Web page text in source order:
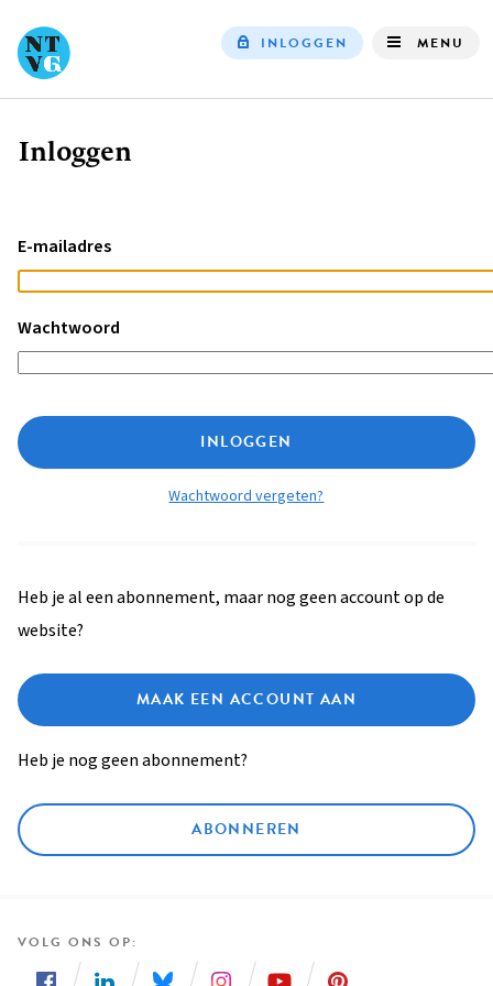
INLOGGEN MENU
Kruimelpad
Inloggen
E-mailadres
Wachtwoord
INLOGGEN
Wachtwoord vergeten?
Heb je al een abonnement, maar nog geen account op de
website?
MAAK EEN ACCOUNT AAN
Heb je nog geen abonnement?
ABONNEREN
VOLG ONS OP